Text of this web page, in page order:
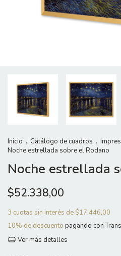
Inicio . Catálogo de cuadros .
Noche estrellada sobre el Rodano
Noche estrellada
$52.338,00
3 cuotas sin interés de $17.446,00
10% de descuento pagando con
Ver más detalles